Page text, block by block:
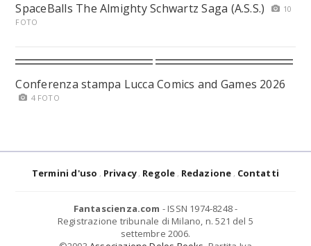
SpaceBalls The Almighty Schwartz Saga (A.S.S.)
10
FOTO
Conferenza stampa Lucca Comics and Games 2026
4 FOTO
Termini d'uso Privacy Regole Redazione Contatti
Fantascienza.com - ISSN 1974-8248 -
Registrazione tribunale di Milano, n. 521 del 5
settembre 2006.